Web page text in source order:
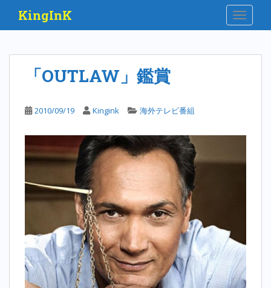
i
KingInK
「OUTLAW」鑑賞
2010/09/19 Kingink 海外テレビ番組